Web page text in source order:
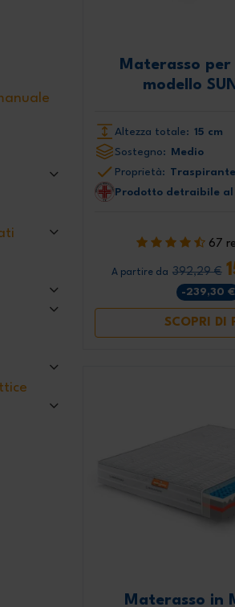
Materasso
modello
Altezza totale: 15 cm
Sostegno: Medio
Proprietà: Traspirante
Prodotto detraibile al
67
A partire da 392,29 €
-239,30 €
SCOPRI DI
Materasso in